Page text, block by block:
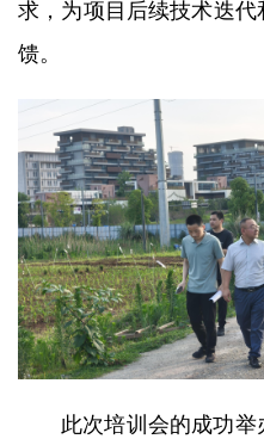
求，为项目后续技术迭
馈。
此次培训会的成功